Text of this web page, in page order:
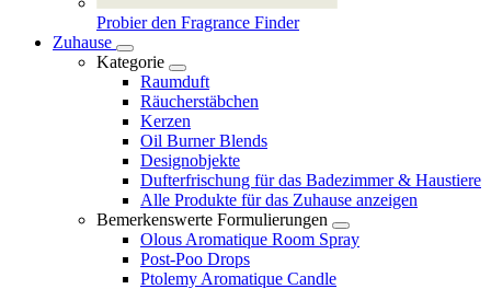
Probier den Fragrance Finder
Zuhause
Kategorie
Raumduft
Räucherstäbchen
Kerzen
Oil Burner Blends
Designobjekte
Dufterfrischung für das Badezimmer & Haustiere
Alle Produkte für das Zuhause anzeigen
Bemerkenswerte Formulierungen
Olous Aromatique Room Spray
Post-Poo Drops
Ptolemy Aromatique Candle